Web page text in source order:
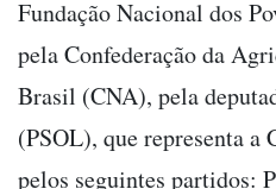
Fundação Nacional dos
pela Confederação da
Brasil (CNA), pela
(PSOL), que representa a
pelos seguintes partidos: